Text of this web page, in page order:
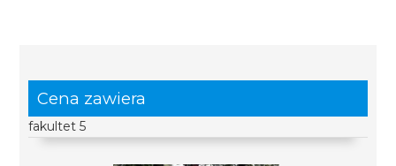
Cena zawiera
fakultet 5